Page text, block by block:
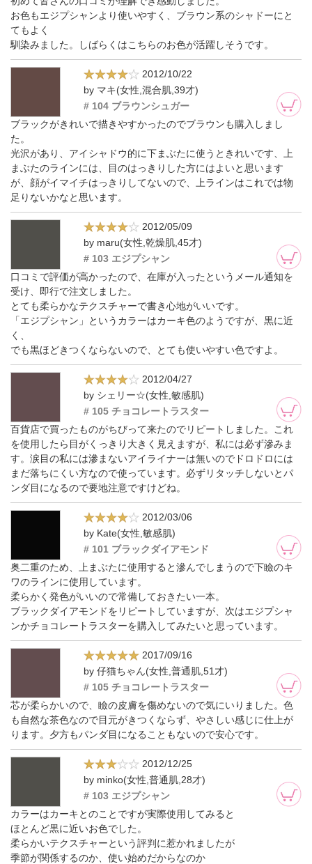
お色もエジプシャンより使いやすく、ブラウン系のシャドーにと
てもよく
馴染みました。しばらくはこちらのお色が活躍しそうです。
2012/10/22
by マキ(女性,混合肌,39才)
# 104 ブラウンシュガー
ブラックがきれいで描きやすかったのでブラウンも購入しまし
た。
光沢があり、アイシャドウ的に下まぶたに使うときれいです、上
まぶたのラインには、目のはっきりした方にはよいと思います
が、顔がイマイチはっきりしてないので、上ラインはこれでは物
足りないかなと思います。
2012/05/09
by maru(女性,乾燥肌,45才)
# 103 エジプシャン
口コミで評価が高かったので、在庫が入ったというメール通知を
受け、即行で注文しました。
とても柔らかなテクスチャーで書き心地がいいです。
「エジプシャン」というカラーはカーキ色のようですが、黒に近
く、
でも黒ほどきつくならないので、とても使いやすい色ですよ。
2012/04/27
by シェリー☆(女性,敏感肌)
# 105 チョコレートラスター
百貨店で買ったものがちびって来たのでリピートしました。これ
を使用したら目がくっきり大きく見えますが、私には必ず滲みま
す。涙目の私には滲まないアイライナーは無いのでドロドロには
まだ落ちにくい方なので使っています。必ずリタッチしないとパ
ンダ目になるので要地注意ですけどね。
2012/03/06
by Kate(女性,敏感肌)
# 101 ブラックダイアモンド
奥二重のため、上まぶたに使用すると滲んでしまうので下瞼のキ
ワのラインに使用しています。
柔らかく発色がいいので常備しておきたい一本。
ブラックダイアモンドをリピートしていますが、次はエジプシャ
ンかチョコレートラスターを購入してみたいと思っています。
2017/09/16
by 仔猫ちゃん(女性,普通肌,51才)
# 105 チョコレートラスター
芯が柔らかいので、瞼の皮膚を傷めないので気にいりました。色
も自然な茶色なので目元がきつくならず、やさしい感じに仕上が
ります。夕方もパンダ目になることもないので安心です。
2012/12/25
by minko(女性,普通肌,28才)
# 103 エジプシャン
カラーはカーキとのことですが実際使用してみると
ほとんど黒に近いお色でした。
柔らかいテクスチャーという評判に惹かれましたが
季節が関係するのか、使い始めだからなのか